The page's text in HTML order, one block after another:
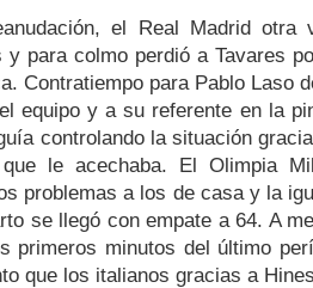
el Real Madrid
y para colmo perdió a Tavares
Contratiempo para Pablo Laso
equipo y a su referente en la
controlando la situación
que le acechaba. El Olimpia
problemas a los de casa y la
se llegó con empate a 64. A
primeros minutos del último
que los italianos gracias a